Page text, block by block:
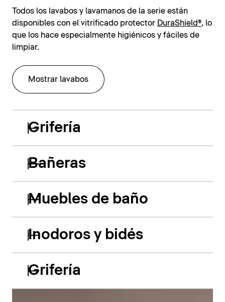
Todos los lavabos y lavamanos de la serie están
disponibles con el vitrificado protector DuraShield®, lo
que los hace especialmente higiénicos y fáciles de
limpiar.
Mostrar lavabos
Grifería
Bañeras
Muebles de baño
Inodoros y bidés
Grifería